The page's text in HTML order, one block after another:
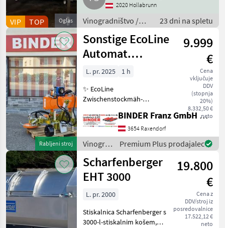
Oglas
VIP TOP
2020 Hollabrunn
Vinogradništvo /
Stroj za kletarjenje
23 dni na spletu
Rabljeni stroj
Sonstige EcoLine
Automat.
Zwischenstockmäher
Ostraticky
9.999
€
Cena
vključuje
DDV
(stopnja
20%)
8.332,50 €
neto
L. pr. 2025
1 h
✨ EcoLine
Zwischenstockmäh-
Ostraticky MSO-400HP ✔️
durch Eigenölversorgung
ist Mähen auch ✔️ mit
kleineren Traktoren
problemlos möglich!
BINDER Franz GmbH & CoKG
3654 Raxendorf
Vinogradništvo
/
Sonstige
Premium Plus prodajalec
Scharfenberger
EHT 3000
19.800
€
Cena z
DDV/stroj iz
posredovalnice
17.522,12 €
neto
L. pr. 2000
Stiskalnica Scharfenberger s
3000-l-stiskalnim košem,